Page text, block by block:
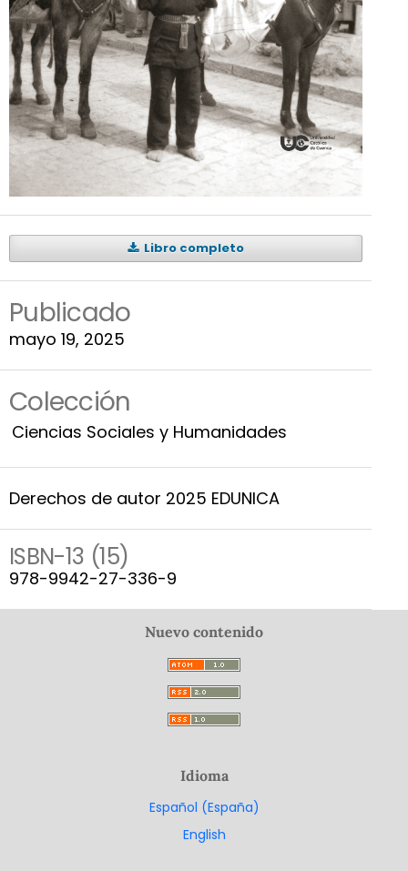
Libro completo
Publicado
mayo 19, 2025
Colección
Ciencias Sociales y Humanidades
Derechos de autor 2025 EDUNICA
ISBN-13 (15)
978-9942-27-336-9
Nuevo contenido
Idioma
Español (España)
English